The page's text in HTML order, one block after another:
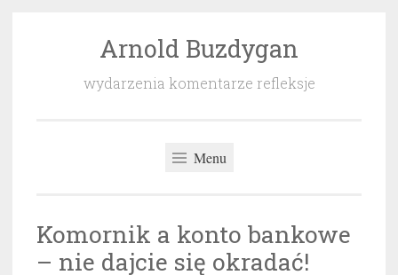
Arnold Buzdygan
wydarzenia komentarze refleksje
Menu
Komornik a konto bankowe
– nie dajcie się okradać!